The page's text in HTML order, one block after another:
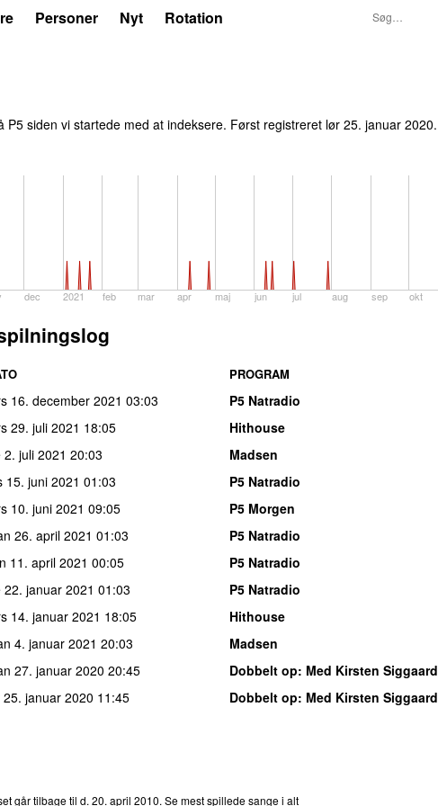
Personer Nyt Rotation
P5 siden vi startede med at indeksere. Først registreret lør 25. januar 2020.
dec 2021 feb mar apr maj jun jul aug sep okt
PROGRAM
16. december 2021 03:03
P5 Natradio
29. juli 2021 18:05
Hithouse
2. juli 2021 20:03
Madsen
15. juni 2021 01:03
P5 Natradio
10. juni 2021 09:05
P5 Morgen
26. april 2021 01:03
P5 Natradio
11. april 2021 00:05
P5 Natradio
22. januar 2021 01:03
P5 Natradio
14. januar 2021 18:05
Hithouse
4. januar 2021 20:03
Madsen
27. januar 2020 20:45 Dobbelt op: Med Kirsten Siggaard
25. januar 2020 11:45 Dobbelt op: Med Kirsten Siggaard
går tilbage til d. 20. april 2010. Se mest spillede sange i alt